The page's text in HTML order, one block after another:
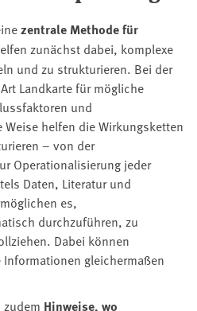
zentrale Methode für
zunächst dabei, komplexe
und zu strukturieren. Bei der
Landkarte für mögliche
und
helfen die Wirkungsketten
– von der
Operationalisierung jeder
Daten, Literatur und
es,
durchzuführen, zu
Dabei können
gleichermaßen
Hinweise, wo